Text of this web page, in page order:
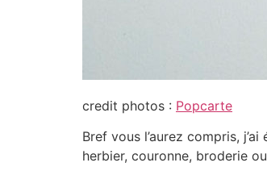
credit photos : Popcarte
Bref vous l’aurez compris,
herbier, couronne, broderie